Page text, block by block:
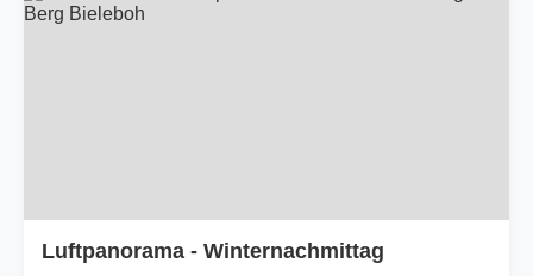
Luftpanorama - Winternachmittag